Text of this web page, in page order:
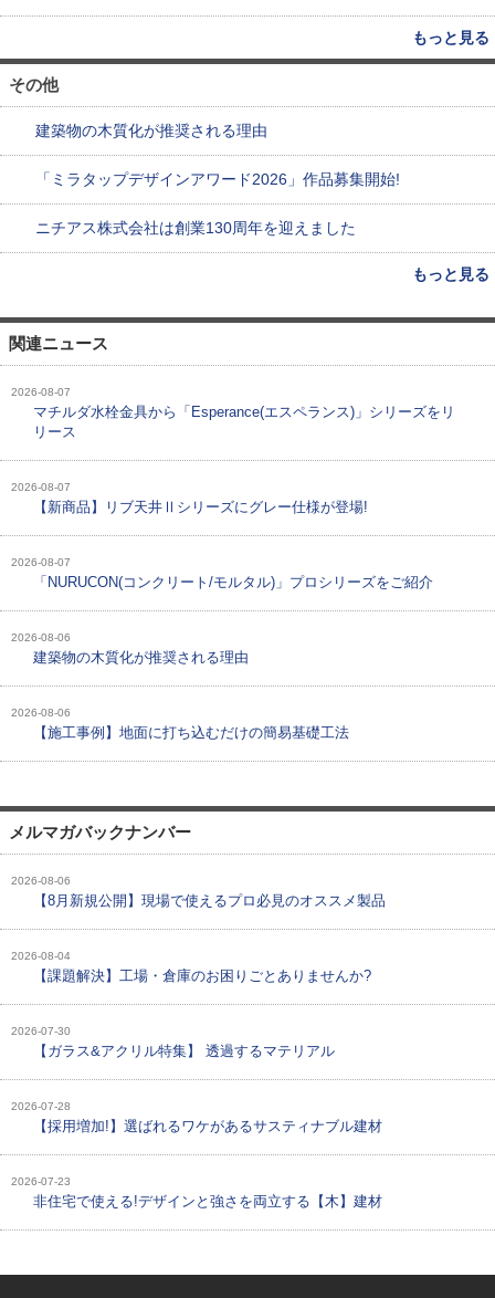
もっと見る
その他
建築物の木質化が推奨される理由
「ミラタップデザインアワード2026」作品募集開始!
ニチアス株式会社は創業130周年を迎えました
もっと見る
関連ニュース
2026-08-07
マチルダ水栓金具から「Esperance(エスペランス)」シリーズをリ
リース
2026-08-07
【新商品】リブ天井Ⅱシリーズにグレー仕様が登場!
2026-08-07
「NURUCON(コンクリート/モルタル)」プロシリーズをご紹介
2026-08-06
建築物の木質化が推奨される理由
2026-08-06
【施工事例】地面に打ち込むだけの簡易基礎工法
メルマガバックナンバー
2026-08-06
【8月新規公開】現場で使えるプロ必見のオススメ製品
2026-08-04
【課題解決】工場・倉庫のお困りごとありませんか?
2026-07-30
【ガラス&アクリル特集】 透過するマテリアル
2026-07-28
【採用増加!】選ばれるワケがあるサスティナブル建材
2026-07-23
非住宅で使える!デザインと強さを両立する【木】建材